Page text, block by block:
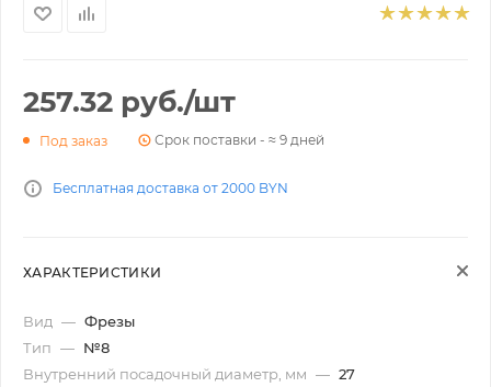
257.32 руб./шт
Под заказ Срок поставки - ≈ 9 дней
Бесплатная доставка от 2000 BYN
ХАРАКТЕРИСТИКИ
Вид — Фрезы
Тип — №8
Внутренний посадочный диаметр, мм — 27